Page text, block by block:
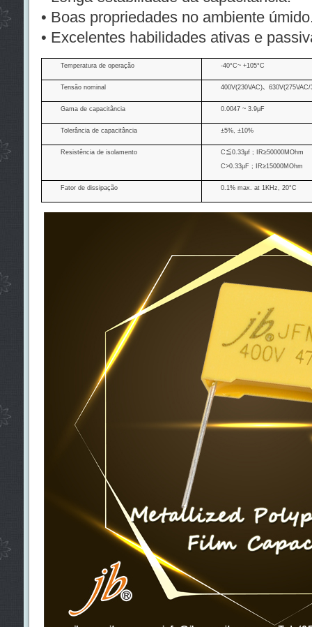
• Boas propriedades no ambiente
• Excelentes habilidades ativas e
Temperatura de operação -40°C~ +105°C
Tensão nominal 400V(230VAC)、
Gama de capacitância 0.0047 ~ 3.9μF
Tolerância de capacitância ±5%, ±10%
Resistência de isolamento C ≦0.33μf ; IR≥50000MOhm
C>0.33μF ; IR≥15000MOhm
Fator de dissipação 0.1% max. at 1KHz, 20°C